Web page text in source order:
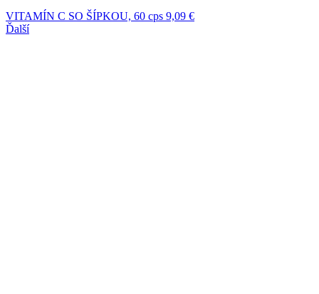
VITAMÍN C SO ŠÍPKOU, 60 cps 9,09 €
Ďalší